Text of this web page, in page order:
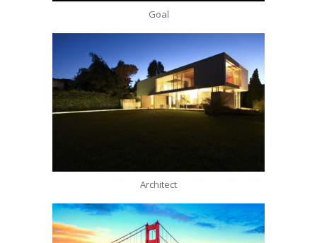
Goal
Architect